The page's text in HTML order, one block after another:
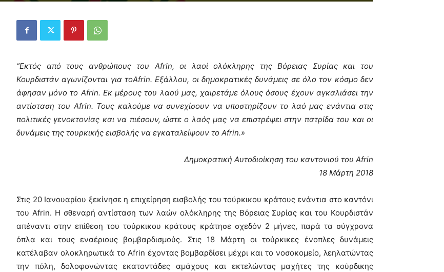
“Εκτός από τους ανθρώπους του Afrin, οι λαοί ολόκληρης της Βόρειας Συρίας και του
Κουρδιστάν αγωνίζονται για τοAfrin. Εξάλλου, οι δημοκρατικές δυνάμεις σε όλο τον κόσμο δεν
άφησαν μόνο το Afrin. Εκ μέρους του λαού μας, χαιρετάμε όλους όσους έχουν αγκαλιάσει την
αντίσταση του Afrin. Τους καλούμε να συνεχίσουν να υποστηρίζουν το λαό μας ενάντια στις
πολιτικές γενοκτονίας και να πιέσουν, ώστε ο λαός μας να επιστρέψει στην πατρίδα του και οι
δυνάμεις της τουρκικής εισβολής να εγκαταλείψουν το Afrin.»
Δημοκρατική Αυτοδιοίκηση του καντονιού του Afrin
18 Μάρτη 2018
Στις 20 Ιανουαρίου ξεκίνησε η επιχείρηση εισβολής του τούρκικου κράτους ενάντια στο καντόνι
του Afrin. Η σθεναρή αντίσταση των λαών ολόκληρης της Βόρειας Συρίας και του Κουρδιστάν
απέναντι στην επίθεση του τούρκικου κράτους κράτησε σχεδόν 2 μήνες, παρά τα σύγχρονα
όπλα και τους εναέριους βομβαρδισμούς. Στις 18 Μάρτη οι τούρκικες ένοπλες δυνάμεις
κατέλαβαν ολοκληρωτικά το Afrin έχοντας βομβαρδίσει μέχρι και το νοσοκομείο, λεηλατώντας
την πόλη, δολοφονώντας εκατοντάδες αμάχους και εκτελώντας μαχήτες της κούρδικης